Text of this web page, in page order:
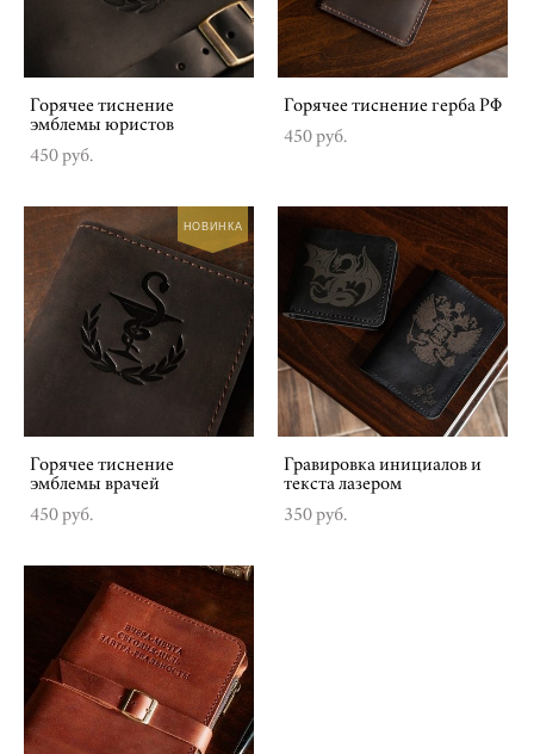
Горячее тиснение
эмблемы юристов
450 pуб.
Горячее тиснение герба РФ
450 pуб.
НОВИНКА
Горячее тиснение
эмблемы врачей
450 pуб.
Гравировка инициалов и
текста лазером
350 pуб.